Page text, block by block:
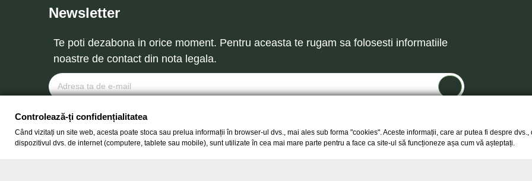
Newsletter
Te poti dezabona in orice moment. Pentru aceasta te rugam sa folosesti informatiile
noastre de contact din nota legala.
Copyright © 2026 -Egarden.roToate drepturile rezervate.
Controlează-ți confidențialitatea
Când vizitați un site web, acesta poate stoca sau prelua informații în browser-ul dvs., mai ales sub forma "cookies". Aceste informații, care ar putea fi despre
dispozitivul dvs. de internet (computere, tablete sau mobile), sunt utilizate în cea mai mare parte pentru a face ca site-ul să funcționeze așa cum vă așteptați.